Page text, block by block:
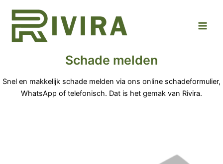
inhoud
Schade melden
Snel en makkelijk schade melden via ons online schadeformulier,
WhatsApp of telefonisch. Dat is het gemak van Rivira.